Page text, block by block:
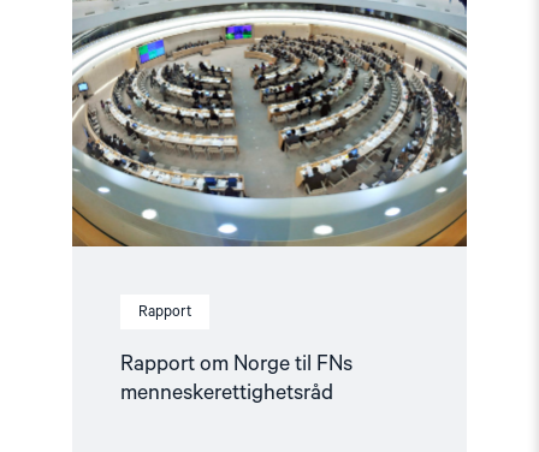
Rapport
Rapport om Norge til FNs
menneskerettighetsråd
om
Norge
til
FNs
menneskerettighetsråd"